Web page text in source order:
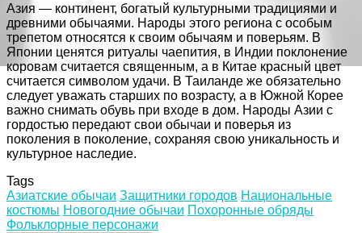
Азия — континент, богатый культурными традициями и
древними обычаями. Народы этого региона с особым
трепетом относятся к своим обычаям и поверьям. В
Японии ценятся ритуалы чаепития, в Индии поклонение
коровам считается священным, а в Китае красный цвет
считается символом удачи. В Таиланде же обязательно
следует уважать старших по возрасту, а в Южной Корее
важно снимать обувь при входе в дом. Народы Азии с
гордостью передают свои обычаи и поверья из
поколения в поколение, сохраняя свою уникальность и
культурное наследие.
Tags
Азиатские обычаи Защитники городов Национальные
костюмы Новогодние обычаи Похоронные обряды
Фольклорные персонажи